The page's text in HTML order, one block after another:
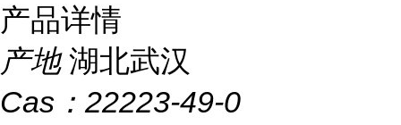
产品详情
产地 湖北武汉
Cas： 22223-49-0